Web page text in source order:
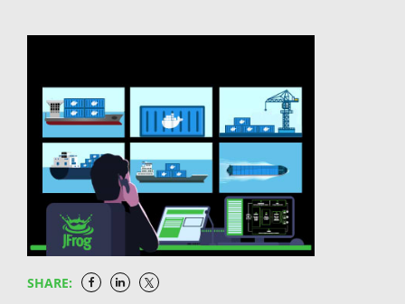
ポートする必要があります。コンテナ技術を再帰的に
判断し、各レイヤーへ詳細な調査できれば脆弱性が検
出できないことはありません。残念ながら、一部のス
キャンツールはコンテナをサポートしていない場合や
コンテナのさまざまなレイヤーと全ての依存関係を理
解していないものもあります。 ガバナンスの自動化
連携して自動化できることです。ガバナンスシステム
ー全員に影響が出ます。Bintrayユーザーはブロック
され、Bintrayサービスを利用できなくなります。こ
れには、UIとREST APIの両方を利用した既存のソフト
ウェア配布、アカウント管理アクセス、コンテンツの
ダウンロードが含まれます。この日以降もJCenterリ
ポジトリはアーティファクトを提供しますが、エンド
ユーザーは正規のリポジトリに移行する必要がありま
す（例: JavaパッケージはMaven Centralから取得する
速なソフトウェア開発で、よりアジャイルなアプリケ
ーションのデリバリーを実現するために、SDLCにセ
キュリティをネイティブに組み込む方法を学びましょ
う。 この他に類を見ないウェビナーをお見逃しなく。
ル（管理するサーバの数が増える）という言葉はIT用
語として定着しています。多数のプラグインを使用す
ることで互いに干渉してJenkinsは複雑になってしま
います。この”プラグイン地獄”を回避する一つの方法
は、より多数のサーバーやインスタンスにワークロー
ド（とプラグイン）を分散することです。しかし開発
チームがJenkinsのインスタンスを増加することによ
ってサイロ化してしまい、今度は増加するJenkinsの
SHARE: